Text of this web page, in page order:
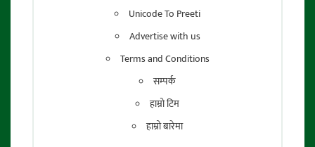
Unicode To Preeti
Advertise with us
Terms and Conditions
सम्पर्क
हाम्रो टिम
हाम्रो बारेमा